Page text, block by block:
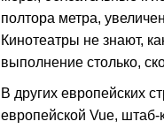
полтора метра,
Кинотеатры не знают,
выполнение столько,
В других европейских
европейской Vue, штаб-